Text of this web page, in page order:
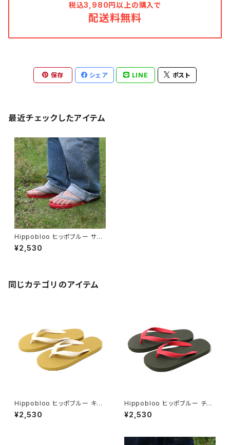
税込3,980円以上の購入で
配送料無料
保存 シェア LINE ポスト
最近チェックしたアイテム
Hippobloo ヒッポブルー サン
セット ナチュラルラバービーチサ
ンダル 天然ゴム メンズ レディー
¥2,530
同じカテゴリのアイテム
Hippobloo ヒッポブルー キュ
ーバ ナチュラルラバービーチサ
ンダル 天然ゴム メンズ レディー
¥2,530
Hippobloo ヒッポブルー チェ
リー ナチュラルラバービーチサ
ンダル 天然ゴム メンズ レディー
¥2,530